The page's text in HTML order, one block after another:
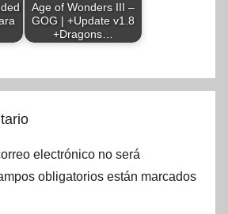
Age of Wonders III –
GOG | +Update v1.8
+Dragons…
electrónico no será
obligatorios están marcados